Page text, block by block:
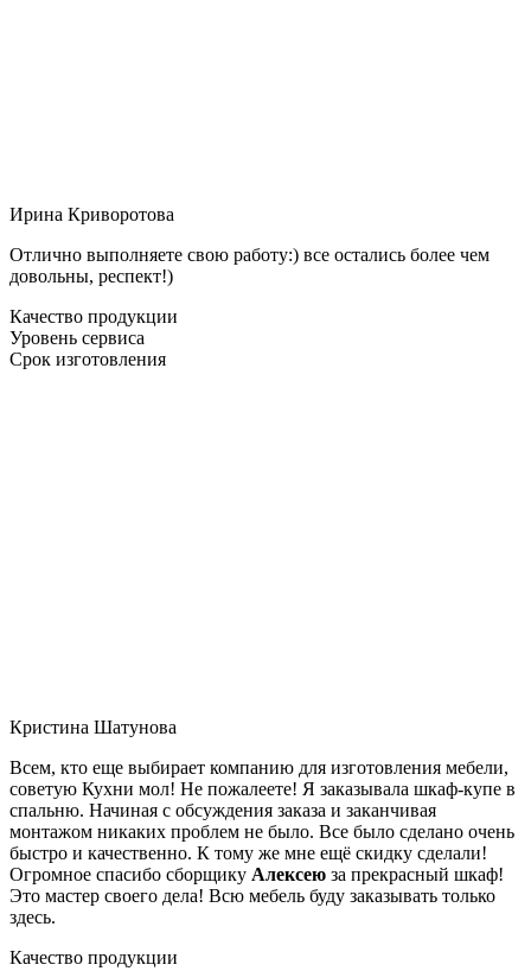
Ирина Криворотова
Отлично выполняете свою работу:) все остались более чем
довольны, респект!)
Качество продукции
Уровень сервиса
Срок изготовления
Кристина Шатунова
Всем, кто еще выбирает компанию для изготовления мебели,
советую Кухни мол! Не пожалеете! Я заказывала шкаф-купе в
спальню. Начиная с обсуждения заказа и заканчивая
монтажом никаких проблем не было. Все было сделано очень
быстро и качественно. К тому же мне ещё скидку сделали!
Огромное спасибо сборщику Алексею за прекрасный шкаф!
Это мастер своего дела! Всю мебель буду заказывать только
здесь.
Качество продукции